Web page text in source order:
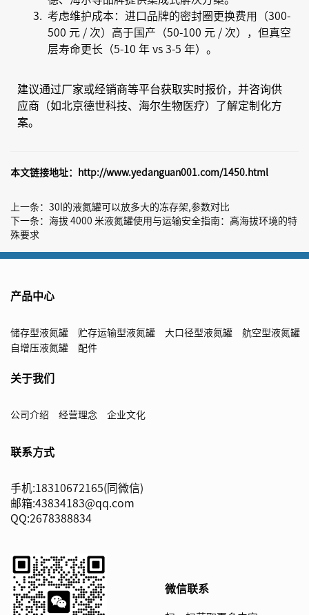
考虑维护成本：进口品牌的密封圈更换费用（300-
500 元 / 次）高于国产（50-100 元 / 次），但真空
层寿命更长（5-10 年 vs 3-5 年）。
建议通过厂家或经销商等平台获取实时报价，并咨询供
应商（如北京德世科技、海尔生物医疗）了解定制化方
案。
本文链接地址： http://www.yedanguan001.com/1450.html
上一条： 30l的液氮罐可以放多大的冻存架,参数对比
下一条： 海拔 4000 米液氮罐使用与运输安全指南：高海拔环境的特
殊要求
产品中心
储存型液氮罐 贮存运输型液氮罐 大口径型液氮罐
航空型液氮罐
自增压液氮罐
配件
关于我们
公司介绍 经营理念 企业文化
联系方式
手机:18310672165(同微信)
邮箱:43834183@qq.com
QQ:2678388834
微信联系